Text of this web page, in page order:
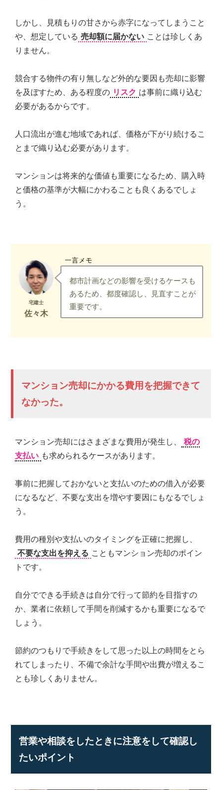
しかし、見積もりの甘さから赤字になってしまうこと
や、想定している 売却額に届かない ことは珍しくあ
りません。
競合する物件の有り無しなど外的な要因も売却に影響
を及ぼすため、ある程度の リスク は事前に織り込む
必要があるからです。
人口流出が進む地域であれば、価格が下がり続けるこ
とまで織り込む必要があります。
マンションは将来的な価値も重要になるため、購入時
と価格の基準が大幅にかわることも良くあるでしょ
う。
一言メモ
都市計画などの影響を受けるケースも
あるため、都度確認し、見直すことが
重要です。
マンション売却にかかる費用を把握できて
なかった。
マンション売却にはさまざまな費用が発生し、
税の
支払い も求められるケースがあります。
事前に把握しておかないと支払いのための借入が必要
になるなど、不要な支出を増やす要因にもなるでしょ
う。
費用の種別や支払いのタイミングを正確に把握し、
不要な支出を抑える こともマンション売却のポイン
トです。
自分でできる手続きは自分で行って節約を目指すの
か、業者に依頼して手間を削減するかも重要になるで
しょう。
節約のつもりで手続きをして思った以上の時間をとら
れてしまったり、不備で余計な手間や出費が増えるこ
とも珍しくありません。
営業や相談をしたときに注意をして確認し
たいポイント